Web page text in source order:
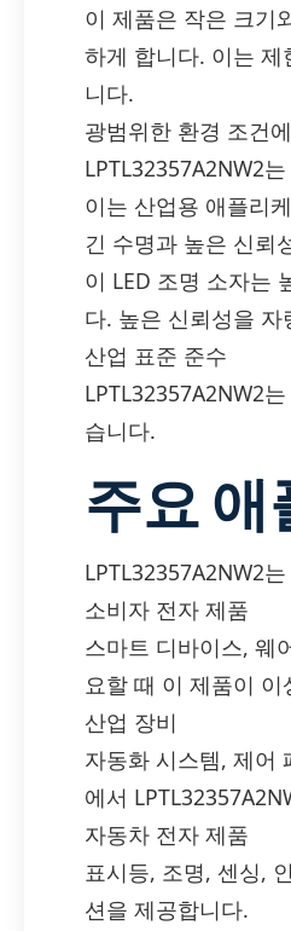
이 제품은 작은 크기
하게 합니다. 이는
니다.
광범위한 환경 조건
LPTL32357A2NW2
이는 산업용 애플리
긴 수명과 높은 신뢰
이 LED 조명 소자는
다. 높은 신뢰성을
산업 표준 준수
LPTL32357A2NW2
습니다.
주요 애
LPTL32357A2NW2
소비자 전자 제품
스마트 디바이스, 웨
요할 때 이 제품이
산업 장비
자동화 시스템, 제어
에서
자동차 전자 제품
표시등, 조명, 센싱,
션을 제공합니다.